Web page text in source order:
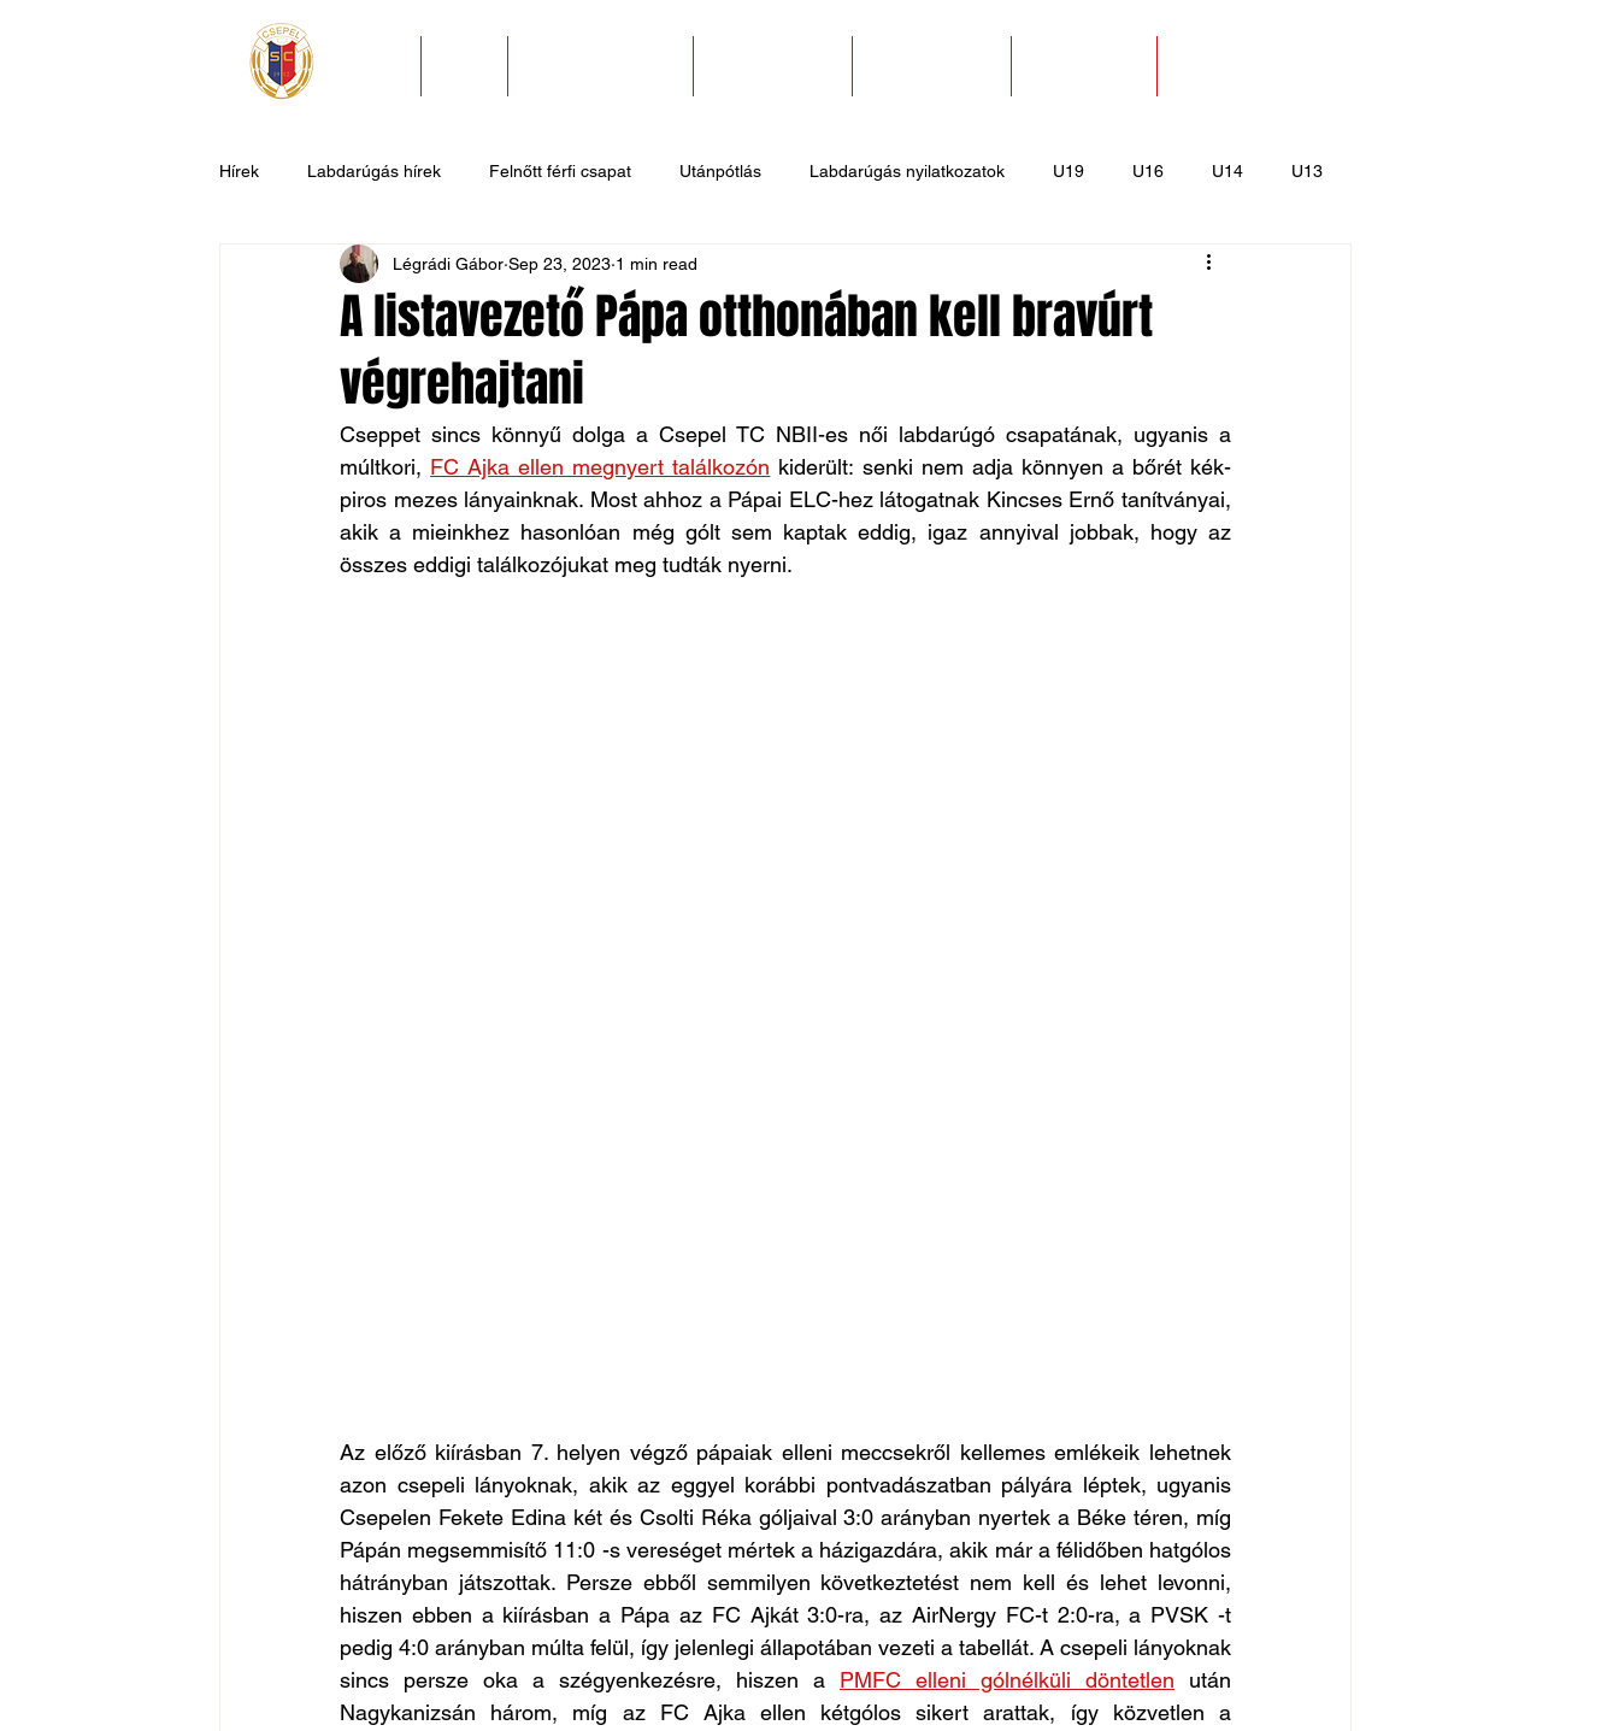
Hírek Labdarúgás hírek Felnőtt férfi csapat Utánpótlás Labdarúgás nyilatkozatok U19 U16 U14 U13
U9 U7 Evezős hírek Sportlövő hírek Kajak-Kenu
Csepel SC II Általános hírek
A listavezető Pápa otthonában kell bravúrt
végrehajtani
Légrádi Gábor Sep 23, 2023 1 min read
Cseppet sincs könnyű dolga a Csepel TC NBII-es női labdarúgó csapatának, ugyanis a
múltkori, FC Ajka ellen megnyert találkozón kiderült: senki nem adja könnyen a bőrét kék-
piros mezes lányainknak. Most ahhoz a Pápai ELC-hez látogatnak Kincses Ernő tanítványai,
akik a mieinkhez hasonlóan még gólt sem kaptak eddig, igaz annyival jobbak, hogy az
összes eddigi találkozójukat meg tudták nyerni.
Az előző kiírásban 7. helyen végző pápaiak elleni meccsekről kellemes emlékeik lehetnek
azon csepeli lányoknak, akik az eggyel korábbi pontvadászatban pályára léptek, ugyanis
Csepelen Fekete Edina két és Csolti Réka góljaival 3:0 arányban nyertek a Béke téren, míg
Pápán megsemmisítő 11:0 -s vereséget mértek a házigazdára, akik már a félidőben hatgólos
hátrányban játszottak. Persze ebből semmilyen következtetést nem kell és lehet levonni,
hiszen ebben a kiírásban a Pápa az FC Ajkát 3:0-ra, az AirNergy FC-t 2:0-ra, a PVSK -t
pedig 4:0 arányban múlta felül, így jelenlegi állapotában vezeti a tabellát. A csepeli lányoknak
sincs persze oka a szégyenkezésre, hiszen a PMFC elleni gólnélküli döntetlen után
Nagykanizsán három, míg az FC Ajka ellen kétgólos sikert arattak, így közvetlen a